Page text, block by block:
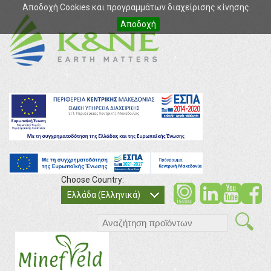
Αποδοχή Cookies και προγραμμάτων διαχείρισης κίνησης
Αποδοχή
Choose Country:
Ελλάδα (Ελληνικά)